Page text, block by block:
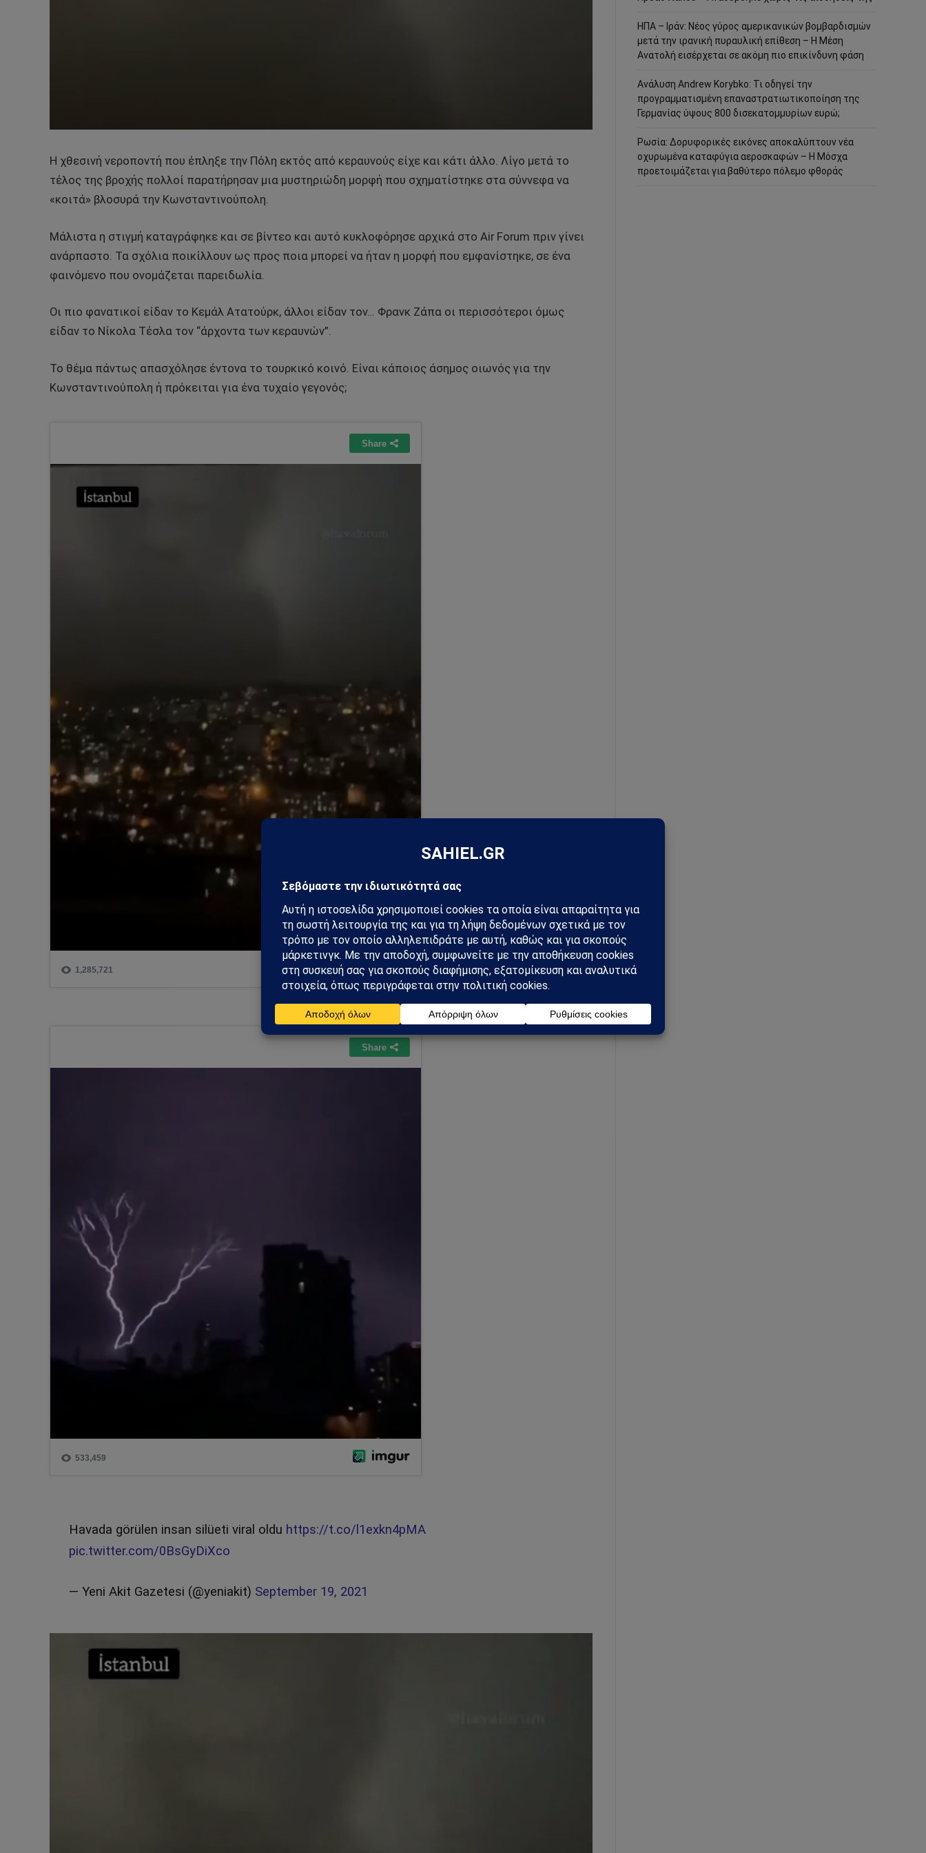
Η χθεσινή νεροποντή που έπληξε την Πόλη εκτός από κεραυνούς είχε και κάτι άλλο. Λίγο μετά το
τέλος της βροχής πολλοί παρατήρησαν μια μυστηριώδη μορφή που σχηματίστηκε στα σύννεφα να
«κοιτά» βλοσυρά την Κωνσταντινούπολη.
Μάλιστα η στιγμή καταγράφηκε και σε βίντεο και αυτό κυκλοφόρησε αρχικά στο Air Forum πριν γίνει
ανάρπαστο. Τα σχόλια ποικίλλουν ως προς ποια μπορεί να ήταν η μορφή που εμφανίστηκε, σε ένα
φαινόμενο που ονομάζεται παρειδωλία.
Οι πιο φανατικοί είδαν το Κεμάλ Ατατούρκ, άλλοι είδαν τον… Φρανκ Ζάπα οι περισσότεροι όμως
είδαν το Νίκολα Τέσλα τον “άρχοντα των κεραυνών”.
Το θέμα πάντως απασχόλησε έντονα το τουρκικό κοινό. Είναι κάποιος άσημος οιωνός για την
Κωνσταντινούπολη ή πρόκειται για ένα τυχαίο γεγονός;
Havada görülen insan silüeti viral oldu https://t.co/l1exkn4pMA
pic.twitter.com/0BsGyDiXco
— Yeni Akit Gazetesi (@yeniakit) September 19, 2021
ΗΠΑ – Ιράν: Νέος γύρος αμερικανικών βομβαρδισμών
μετά την ιρανική πυραυλική επίθεση – Η Μέση
Ανατολή εισέρχεται σε ακόμη πιο επικίνδυνη φάση
Ανάλυση Andrew Korybko: Τι οδηγεί την
προγραμματισμένη επαναστρατιωτικοποίηση της
Γερμανίας ύψους 800 δισεκατομμυρίων ευρώ;
Ρωσία: Δορυφορικές εικόνες αποκαλύπτουν νέα
οχυρωμένα καταφύγια αεροσκαφών – Η Μόσχα
προετοιμάζεται για βαθύτερο πόλεμο φθοράς